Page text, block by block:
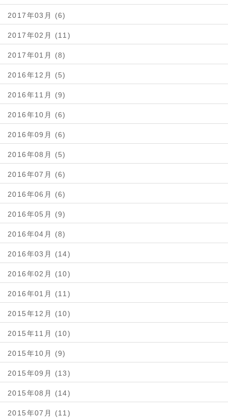
2017年03月 (6)
2017年02月 (11)
2017年01月 (8)
2016年12月 (5)
2016年11月 (9)
2016年10月 (6)
2016年09月 (6)
2016年08月 (5)
2016年07月 (6)
2016年06月 (6)
2016年05月 (9)
2016年04月 (8)
2016年03月 (14)
2016年02月 (10)
2016年01月 (11)
2015年12月 (10)
2015年11月 (10)
2015年10月 (9)
2015年09月 (13)
2015年08月 (14)
2015年07月 (11)